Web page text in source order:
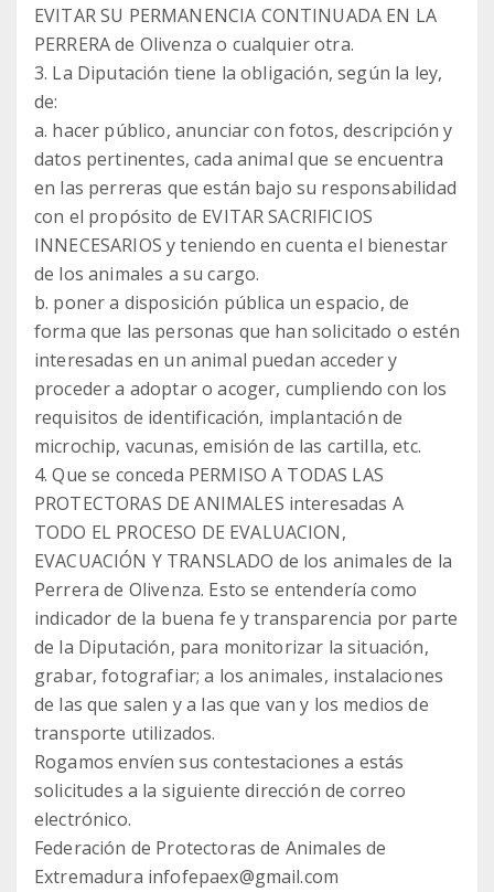
EVITAR SU PERMANENCIA CONTINUADA EN LA
PERRERA de Olivenza o cualquier otra.
3. La Diputación tiene la obligación, según la ley,
de:
a. hacer público, anunciar con fotos, descripción y
datos pertinentes, cada animal que se encuentra
en las perreras que están bajo su responsabilidad
con el propósito de EVITAR SACRIFICIOS
INNECESARIOS y teniendo en cuenta el bienestar
de los animales a su cargo.
b. poner a disposición pública un espacio, de
forma que las personas que han solicitado o estén
interesadas en un animal puedan acceder y
proceder a adoptar o acoger, cumpliendo con los
requisitos de identificación, implantación de
microchip, vacunas, emisión de las cartilla, etc.
4. Que se conceda PERMISO A TODAS LAS
PROTECTORAS DE ANIMALES interesadas A
TODO EL PROCESO DE EVALUACION,
EVACUACIÓN Y TRANSLADO de los animales de la
Perrera de Olivenza. Esto se entendería como
indicador de la buena fe y transparencia por parte
de la Diputación, para monitorizar la situación,
grabar, fotografiar; a los animales, instalaciones
de las que salen y a las que van y los medios de
transporte utilizados.
Rogamos envíen sus contestaciones a estás
solicitudes a la siguiente dirección de correo
electrónico.
Federación de Protectoras de Animales de
Extremadura infofepaex@gmail.com